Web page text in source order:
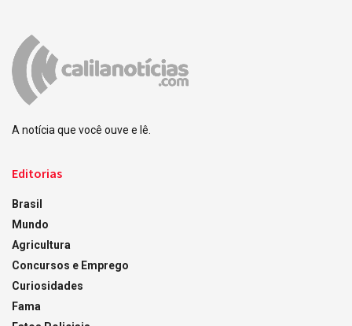
A notícia que você ouve e lê.
Editorias
Brasil
Mundo
Agricultura
Concursos e Emprego
Curiosidades
Fama